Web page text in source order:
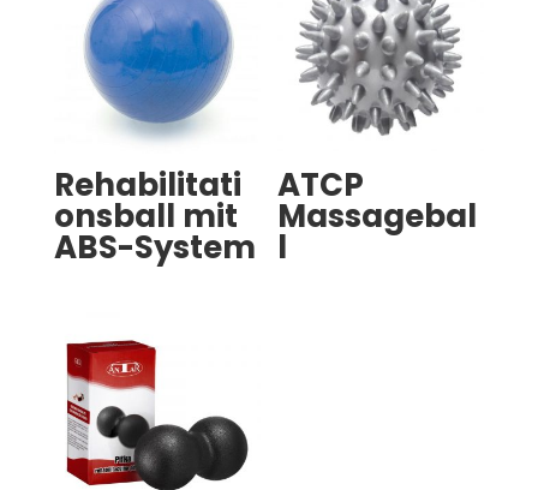
Rehabilitati
onsball mit
ABS-System
ATCP
Massagebal
l